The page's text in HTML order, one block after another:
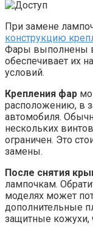
При замене
конструкцию
Фары выполнены в
обеспечивает их
условий.
Крепления фар
расположению, в
автомобиля.
нескольких
ограничен. Это
замены.
После снятия
лампочкам.
моделях может
дополнительные
защитные кожухи,